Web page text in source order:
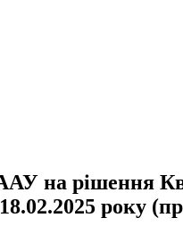
рішення
року